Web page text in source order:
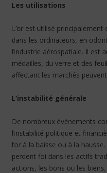
Les utilisations
L’or est utilisé principalement
dans les ordinateurs, en
l’industrie aérospatiale. Il est
médailles, du verre et des
affectant les marchés
L’instabilité générale
De nombreux évènements
l’instabilité politique et
l’or à la baisse ou à la
perdent foi dans les actifs
actions, les bons ou les